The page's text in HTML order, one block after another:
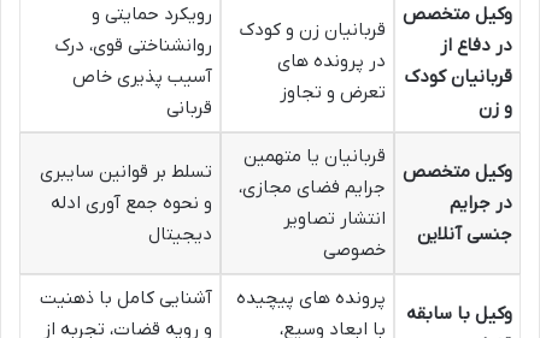
وکیل متخصص
در دفاع از
قربانیان کودک
و زن
قربانیان زن و کودک
در پرونده های
تعرض و تجاوز
رویکرد حمایتی و
روانشناختی قوی، درک
آسیب پذیری خاص
قربانی
وکیل متخصص
در جرایم
جنسی آنلاین
قربانیان یا متهمین
جرایم فضای مجازی،
انتشار تصاویر
خصوصی
تسلط بر قوانین سایبری
و نحوه جمع آوری ادله
دیجیتال
وکیل با سابقه
پرونده های پیچیده
با ابعاد وسیع،
آشنایی کامل با ذهنیت
و رویه قضات، تجربه از